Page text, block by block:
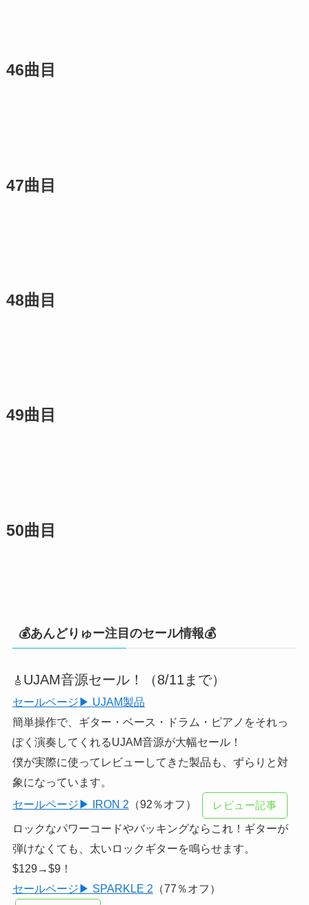
46曲目
47曲目
48曲目
49曲目
50曲目
💰あんどりゅー注目のセール情報💰
🎸 UJAM音源セール！（8/11まで）
セールページ▶ UJAM製品
簡単操作で、ギター・ベース・ドラム・ピアノをそれっ
ぽく演奏してくれるUJAM音源が大幅セール！
僕が実際に使ってレビューしてきた製品も、ずらりと対
象になっています。
セールページ▶ IRON 2 （92％オフ） レビュー記事
ロックなパワーコードやバッキングならこれ！ギターが
弾けなくても、太いロックギターを鳴らせます。
$129→$9！
セールページ▶ SPARKLE 2 （77％オフ）